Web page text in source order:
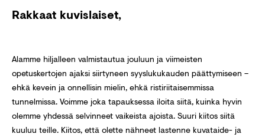
Rakkaat kuvislaiset,
Alamme hiljalleen valmistautua jouluun ja viimeisten
opetuskertojen ajaksi siirtyneen syyslukukauden päättymiseen –
ehkä kevein ja onnellisin mielin, ehkä ristiriitaisemmissa
tunnelmissa. Voimme joka tapauksessa iloita siitä, kuinka hyvin
olemme yhdessä selvinneet vaikeista ajoista. Suuri kiitos siitä
kuuluu teille. Kiitos, että olette nähneet lastenne kuvataide- ja